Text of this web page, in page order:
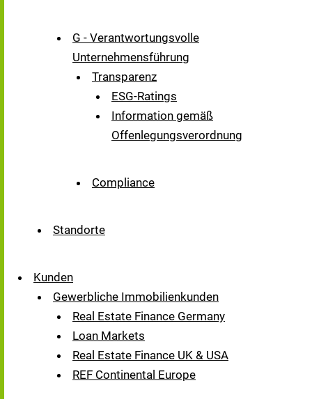
G - Verantwortungsvolle
Unternehmensführung
Transparenz
ESG-Ratings
Information gemäß
Offenlegungsverordnung
Compliance
Standorte
Kunden
Gewerbliche Immobilienkunden
Real Estate Finance Germany
Loan Markets
Real Estate Finance UK & USA
REF Continental Europe